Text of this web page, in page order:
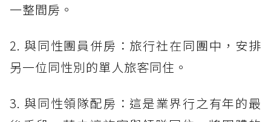
一整間房。
2. 與同性團員併房：旅行社在同團中，安排
另一位同性別的單人旅客同住。
3. 與同性領隊配房：這是業界行之有年的最